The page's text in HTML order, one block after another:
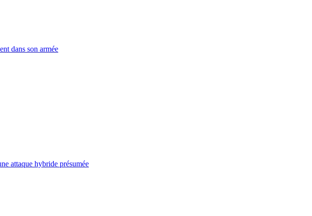
dans son armée
attaque hybride présumée